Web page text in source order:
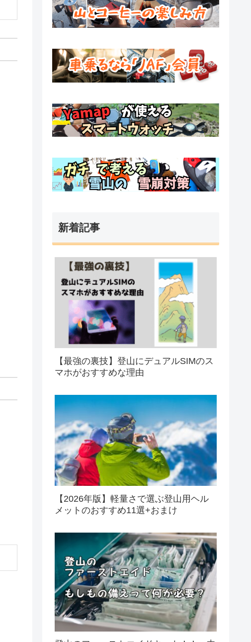
新着記事
【最強の裏技】登山にデュアルSIMのス
マホがおすすめな理由
【2026年版】軽量さで選ぶ登山用ヘル
メットのおすすめ11選+おまけ